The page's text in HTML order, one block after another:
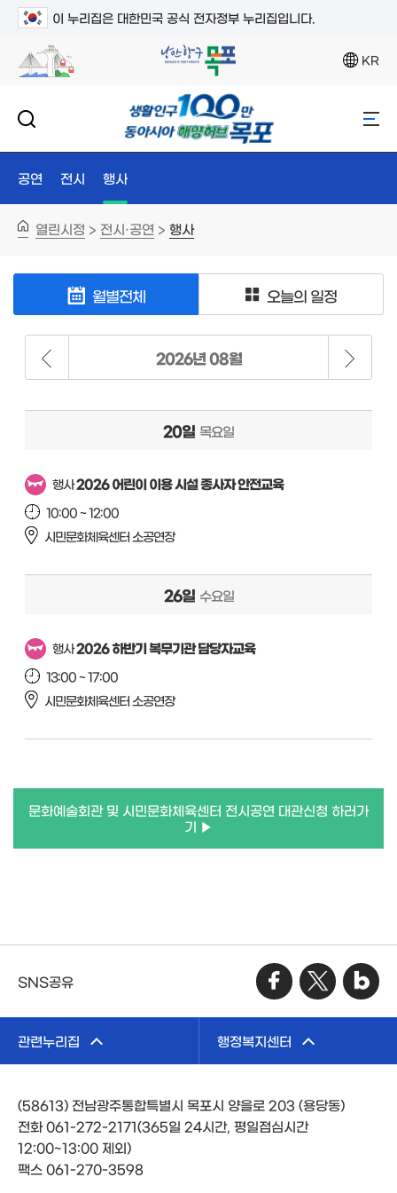
이 누리집은 대한민국 공식 전자정부 누리집입니다.
KR
공연 전시 행사
열린시정 > 전시·공연 > 행사
월별전체
2026년 08월
20일 목요일
행사 2026 어린이 이용 시설 종사자 안전교육
10:00 ~ 12:00
시민문화체육센터 소공연장
26일 수요일
행사 2026 하반기 복무기관 담당자교육
13:00 ~ 17:00
시민문화체육센터 소공연장
오늘의 일정
문화예술회관 및 시민문화체육센터 전시공연 대관신청 하러가
기 ▶
SNS공유
관련누리집 행정복지센터
(58613) 전남광주통합특별시 목포시 양을로 203 (용당동)
전화 061-272-2171(365일 24시간, 평일점심시간
12:00~13:00 제외)
팩스 061-270-3598